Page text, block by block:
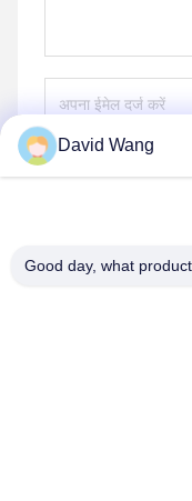
David Wang
Good day, what